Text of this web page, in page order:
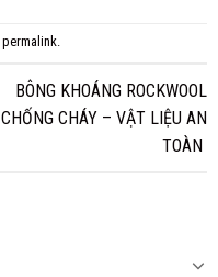
permalink.
BÔNG KHOÁNG ROCKWOOL
CHỐNG CHÁY – VẬT LIỆU AN
TOÀN